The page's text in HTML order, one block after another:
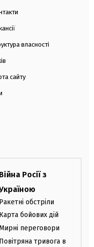
власності
сайту
Війна Росії з
Ракетні обстріли
Карта бойових дій
Мирні переговори
Повітряна тривога в